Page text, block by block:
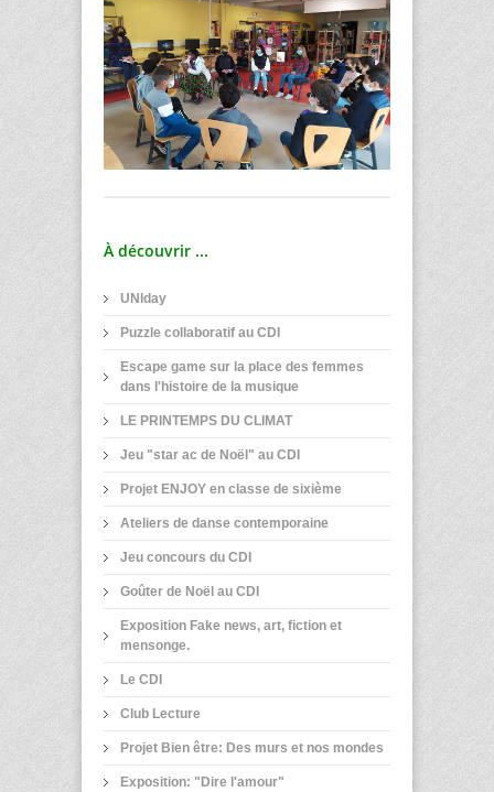
À découvrir ...
UNIday
Puzzle collaboratif au CDI
Escape game sur la place des femmes
dans l'histoire de la musique
LE PRINTEMPS DU CLIMAT
Jeu "star ac de Noël" au CDI
Projet ENJOY en classe de sixième
Ateliers de danse contemporaine
Jeu concours du CDI
Goûter de Noël au CDI
Exposition Fake news, art, fiction et
mensonge.
Le CDI
Club Lecture
Projet Bien être: Des murs et nos mondes
Exposition: "Dire l'amour"